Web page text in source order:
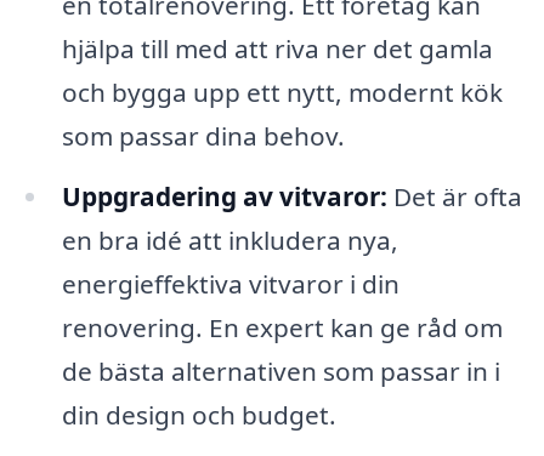
hjälpa till med att riva ner det gamla
och bygga upp ett nytt, modernt kök
som passar dina behov.
Uppgradering av vitvaror: Det är ofta
en bra idé att inkludera nya,
energieffektiva vitvaror i din
renovering. En expert kan ge råd om
de bästa alternativen som passar in i
din design och budget.